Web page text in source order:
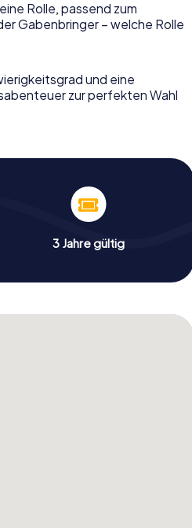
Rolle, passend zum
Gabenbringer – welche Rolle
und eine
zur perfekten Wahl
3 Jahre gültig